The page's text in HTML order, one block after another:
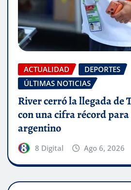
ACTUALIDAD
DEPORTES
ÚLTIMAS NOTICIAS
River cerró la llegada de
con una cifra récord
argentino
8 Digital Ago 6, 2026